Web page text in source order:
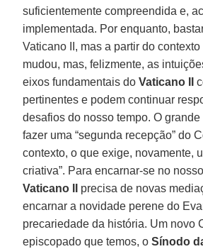
suficientemente compreendida e,
implementada. Por enquanto,
Vaticano II, mas a partir do
mudou, mas, felizmente, as
eixos fundamentais do Vaticano II
pertinentes e podem continuar
desafios do nosso tempo. O
fazer uma “segunda recepção” do
contexto, o que exige, novamente,
criativa”. Para encarnar-se no
Vaticano II
precisa de novas
encarnar a novidade perene do
precariedade da história. Um novo
episcopado que temos, oSínodo